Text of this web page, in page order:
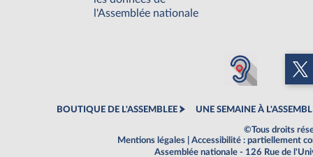
l'Assemblée nationale
BOUTIQUE DE L'ASSEMBLEE UNE SEMAINE À
©Tous droits
Mentions légales
Accessibilité : partiellement
Assemblée nationale - 126 Rue de